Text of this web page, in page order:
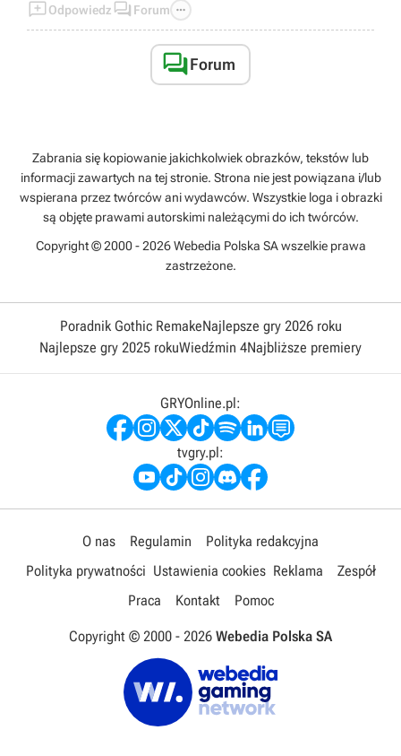
Odpowiedz  Forum 
Forum
Zabrania się kopiowanie jakichkolwiek obrazków, tekstów lub
informacji zawartych na tej stronie. Strona nie jest powiązana i/lub
wspierana przez twórców ani wydawców. Wszystkie loga i obrazki
są objęte prawami autorskimi należącymi do ich twórców.
Copyright © 2000 - 2026 Webedia Polska SA wszelkie prawa
zastrzeżone.
Poradnik Gothic RemakeNajlepsze gry 2026 roku
Najlepsze gry 2025 rokuWiedźmin 4Najbliższe premiery
GRYOnline.pl:
tvgry.pl:
O nas Regulamin
Polityka redakcyjna
Polityka prywatności Ustawienia cookies Reklama
Zespół
Praca
Kontakt Pomoc
Copyright © 2000 - 2026 Webedia Polska SA